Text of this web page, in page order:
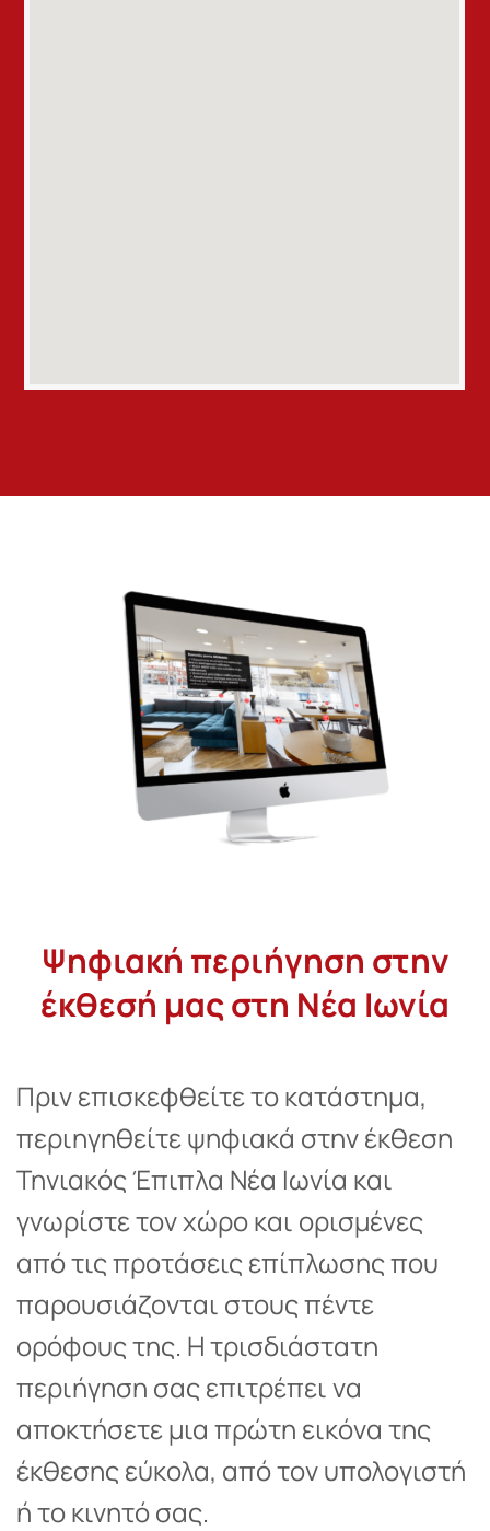
Ψηφιακή περιήγηση στην
έκθεσή μας στη Νέα Ιωνία
Πριν επισκεφθείτε το κατάστημα,
περιηγηθείτε ψηφιακά στην έκθεση
Τηνιακός Έπιπλα Νέα Ιωνία και
γνωρίστε τον χώρο και ορισμένες
από τις προτάσεις επίπλωσης που
παρουσιάζονται στους πέντε
ορόφους της. Η τρισδιάστατη
περιήγηση σας επιτρέπει να
αποκτήσετε μια πρώτη εικόνα της
έκθεσης εύκολα, από τον υπολογιστή
ή το κινητό σας.